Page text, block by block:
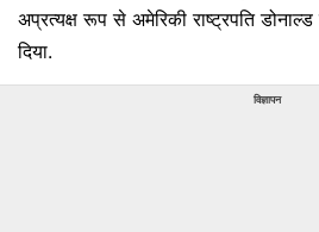
अप्रत्यक्ष रूप से अमेरिकी राष्ट्रपति
दिया.
विज्ञापन